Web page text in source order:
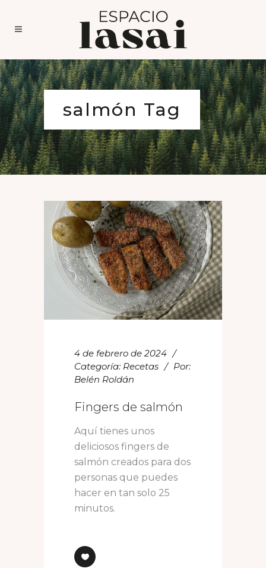
salmón Tag
4 de febrero de 2024
Categoría: Recetas
Por:
Belén Roldán
Fingers de salmón
Aquí tienes unos
deliciosos fingers de
salmón creados para dos
personas que puedes
hacer en tan solo 25
minutos.